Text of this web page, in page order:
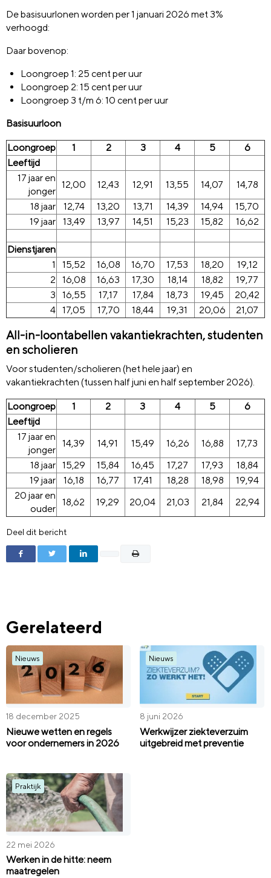
De basisuurlonen worden per 1 januari 2026 met 3%
verhoogd:
Daar bovenop:
Loongroep 1: 25 cent per uur
Loongroep 2: 15 cent per uur
Loongroep 3 t/m 6: 10 cent per uur
Basisuurloon
Loongroep 1 2 3 4 5
6
Leeftijd
17 jaar en
jonger
12,00 12,43 12,91 13,55 14,07
14,78
18 jaar
12,74 13,20 13,71 14,39 14,94
15,70
19 jaar
13,49 13,97 14,51 15,23 15,82 16,62
Dienstjaren
1
15,52 16,08 16,70 17,53 18,20
19,12
2
16,08 16,63 17,30 18,14 18,82
19,77
3
16,55 17,17 17,84 18,73 19,45
20,42
4 17,05 17,70 18,44 19,31 20,06 21,07
All-in-loontabellen vakantiekrachten, studenten
en scholieren
Voor studenten/scholieren (het hele jaar) en
vakantiekrachten (tussen half juni en half september 2026).
Loongroep 1 2 3 4 5
6
Leeftijd
17 jaar en
jonger
14,39 14,91 15,49 16,26 16,88
17,73
18 jaar 15,29 15,84 16,45 17,27 17,93
18,84
19 jaar
16,18 16,77 17,41 18,28 18,98
19,94
20 jaar en
ouder
18,62 19,29 20,04 21,03 21,84 22,94
Deel dit bericht
Gerelateerd
Nieuws
18 december 2025
Nieuwe wetten en regels
voor ondernemers in 2026
Nieuws
8 juni 2026
Werkwijzer ziekteverzuim
uitgebreid met preventie
Praktijk
22 mei 2026
Werken in de hitte: neem
maatregelen